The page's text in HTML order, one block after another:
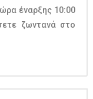
έναρξης 10:00
ζωντανά στο